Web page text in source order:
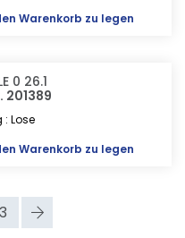
Warenkorb zu legen
0 26.1
201389
Lose
Warenkorb zu legen
3